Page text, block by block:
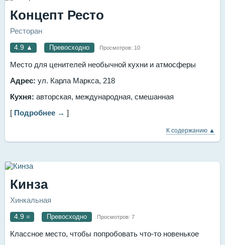
Концепт Ресто
Ресторан
4.9 ▲ Превосходно Просмотров: 10
Место для ценителей необычной кухни и атмосферы
Адрес: ул. Карла Маркса, 218
Кухня: авторская, международная, смешанная
[ Подробнее → ]
К содержанию ▲
Кинза
Хинкальная
4.9 = Превосходно Просмотров: 7
Классное место, чтобы попробовать что-то новенькое